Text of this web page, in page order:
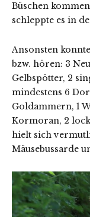
Büschen
schleppte es in
Ansonsten
bzw. hören: 3
Gelbspötter, 2
mindestens 6
Goldammern, 1
Kormoran, 2
hielt sich
Mäusebussarde